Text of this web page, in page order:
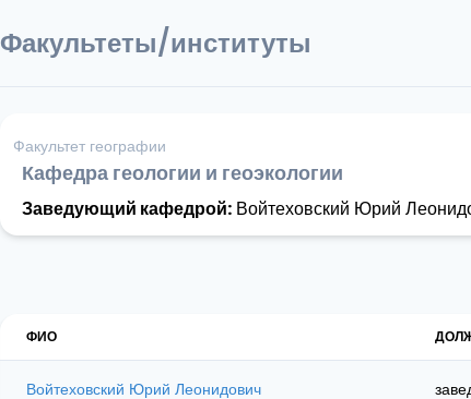
Факультеты/институты
Факультет географии
Кафедра геологии и геоэкологии
Заведующий кафедрой: Войтеховский Юрий
ФИО
Войтеховский Юрий Леонидович